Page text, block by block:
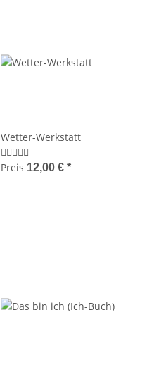
Wetter-Werkstatt
Preis 12,00 € *